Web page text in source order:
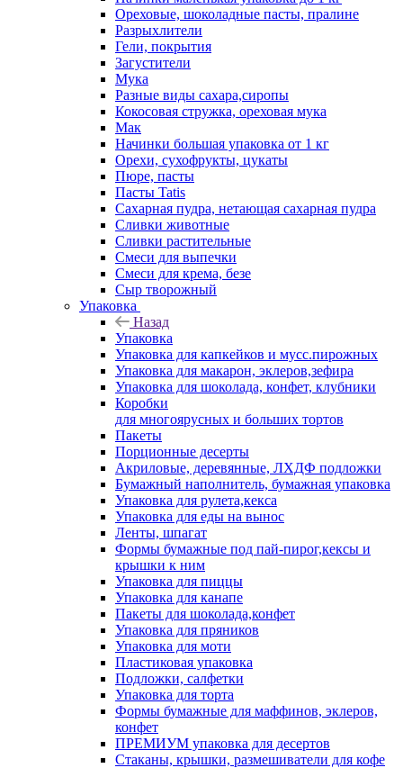
Ореховые, шоколадные пасты, пралине
Разрыхлители
Гели, покрытия
Загустители
Мука
Разные виды сахара,сиропы
Кокосовая стружка, ореховая мука
Мак
Начинки большая упаковка от 1 кг
Орехи, сухофрукты, цукаты
Пюре, пасты
Пасты Tatis
Сахарная пудра, нетающая сахарная пудра
Сливки животные
Сливки растительные
Смеси для выпечки
Смеси для крема, безе
Сыр творожный
Упаковка
Назад
Упаковка
Упаковка для капкейков и мусс.пирожных
Упаковка для макарон, эклеров,зефира
Упаковка для шоколада, конфет, клубники
Коробки
для многоярусных и больших тортов
Пакеты
Порционные десерты
Акриловые, деревянные, ЛХДФ подложки
Бумажный наполнитель, бумажная упаковка
Упаковка для рулета,кекса
Упаковка для еды на вынос
Ленты, шпагат
Формы бумажные под пай-пирог,кексы и
крышки к ним
Упаковка для пиццы
Упаковка для канапе
Пакеты для шоколада,конфет
Упаковка для пряников
Упаковка для моти
Пластиковая упаковка
Подложки, салфетки
Упаковка для торта
Формы бумажные для маффинов, эклеров,
конфет
ПРЕМИУМ упаковка для десертов
Стаканы, крышки, размешиватели для кофе